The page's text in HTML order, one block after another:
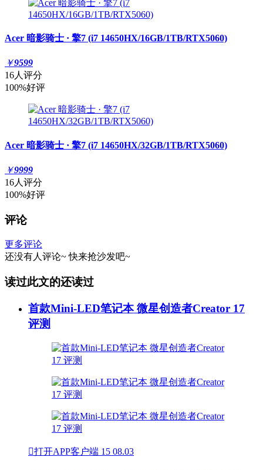
Acer 暗影骑士 · 擎7 (i7 14650HX/16GB/1TB/RTX5060)
￥9599
16人评分
100%好评
Acer 暗影骑士 · 擎7 (i7 14650HX/32GB/1TB/RTX5060)
￥9999
16人评分
100%好评
评论
更多评论
还没有人评论~ 快来抢沙发吧~
读过此文的还读过
首款Mini-LED笔记本 微星创造者Creator 17
评测
打开APP客户端 15 08.03